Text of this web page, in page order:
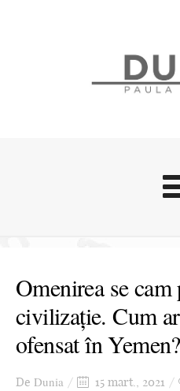
Omenirea se
civilizație. Cum
ofensat în Yemen?
De Dunia 15 mart., 2021